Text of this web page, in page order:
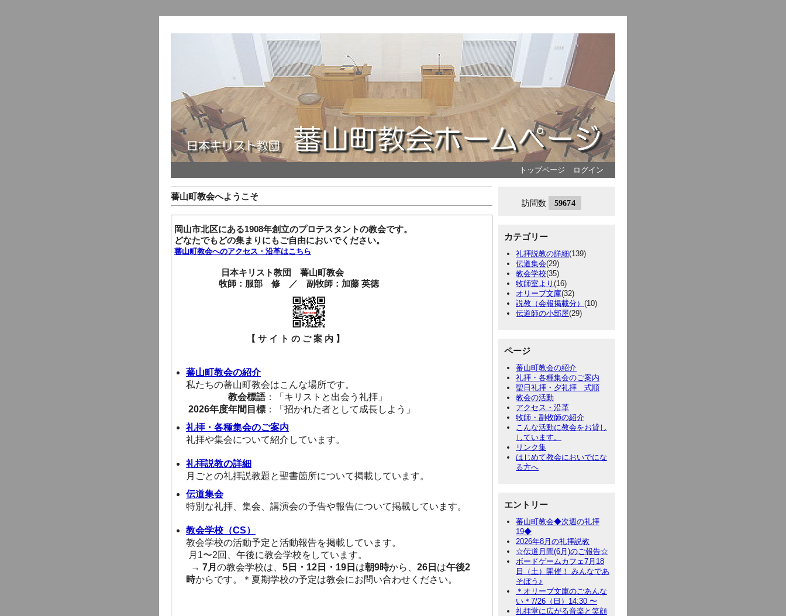
トップページ ログイン
蕃山町教会へようこそ
岡山市北区にある1908年創立のプロテスタントの教会です。
どなたでもどの集まりにもご自由においでください。
蕃山町教会へのアクセス・沿革はこちら
日本キリスト教団 蕃山町教会
牧師：服部 修 ／ 副牧師：加藤 英徳
【 サ イ ト の ご 案 内 】
蕃山町教会の紹介
私たちの蕃山町教会はこんな場所です。
教会標語：「キリストと出会う礼拝」
2026年度年間目標 ：「招かれた者として成長しよう」
礼拝・各種集会のご案内
礼拝や集会について紹介しています。
礼拝説教の詳細
月ごとの礼拝説教題と聖書箇所について掲載しています。
伝道集会
特別な礼拝、集会、講演会の予告や報告について掲載しています。
教会学校（CS）
教会学校の活動予定と活動報告を掲載しています。
月1〜2回、午後に教会学校をしています。
→ 7月 の教会学校は、 5日・12日・19日 は朝9時から、 26日 は午後2
時からです。＊夏期学校の予定は教会にお問い合わせください。
カテゴリー
礼拝説教の詳細(139)
伝道集会(29)
教会学校(35)
牧師室より (16)
オリーブ文庫(32)
説教（会報掲載分） (10)
伝道師の小部屋(29)
ページ
蕃山町教会の紹介
礼拝・各種集会のご案内
聖日礼拝・夕礼拝 式順
教会の活動
アクセス・沿革
牧師・副牧師の紹介
こんな活動に教会をお貸し
しています。
リンク集
はじめて教会においでにな
る方へ
エントリー
蕃山町教会◆次週の礼拝
19◆
2026年8月の礼拝説教
☆伝道月間(6月)のご報告☆
ボードゲームカフェ7月18
日（土）開催！ みんなであ
そぼう♪
＊オリーブ文庫のごあんな
い＊7/26（日）14:30 〜
礼拝堂に広がる音楽と笑顔